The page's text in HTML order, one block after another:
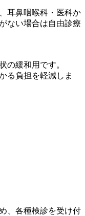
耳鼻咽喉科・医科か
ない場合は自由診療
の緩和用です。
る負担を軽減しま
、各種検診を受け付